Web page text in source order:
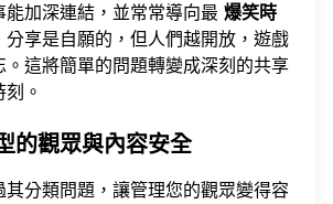
加深連結，並常常導向最 爆笑時
分享是自願的，但人們越開放，遊戲
。這將簡單的問題轉變成深刻的共享
。
的觀眾與內容安全
其分類問題，讓管理您的觀眾變得容